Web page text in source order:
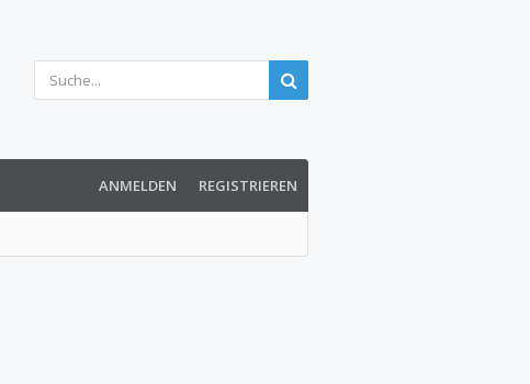
ANMELDEN REGISTRIEREN